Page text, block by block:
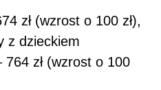
zł (wzrost o 100 zł),
z dzieckiem
764 zł (wzrost o 100